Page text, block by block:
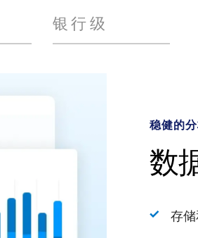
银行级
单一平
专
管
AI 支持
由
稳健的
数
存
银行级
安
出